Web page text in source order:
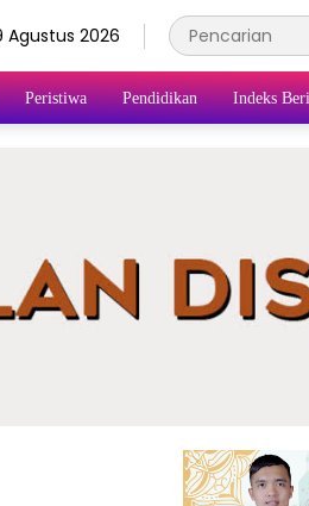
Agustus 2026
Peristiwa Pendidikan Indeks